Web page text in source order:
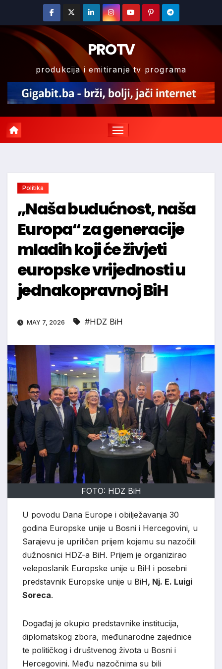
content
PROTV
produkcija i emitiranje tv programa
Politika
„Naša budućnost, naša
Europa“ za generacije
mladih koji će živjeti
europske vrijednosti u
jednakopravnoj BiH
MAY 7, 2026 #HDZ BiH
FOTO: HDZ BiH
U povodu Dana Europe i obilježavanja 30
godina Europske unije u Bosni i Hercegovini, u
Sarajevu je upriličen prijem kojemu su nazočili
dužnosnici HDZ-a BiH. Prijem je organizirao
veleposlanik Europske unije u BiH i posebni
predstavnik Europske unije u BiH, Nj. E. Luigi
Soreca.
Događaj je okupio predstavnike institucija,
diplomatskog zbora, međunarodne zajednice
te političkog i društvenog života u Bosni i
Hercegovini. Među nazočnima su bili